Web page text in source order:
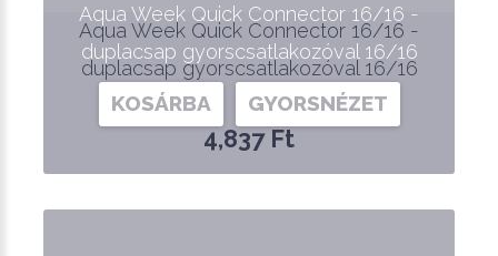
Aqua Week Quick Connector 16/16 -
duplacsap gyorscsatlakozóval 16/16
4,837 Ft
Aqua Week Quick Connector 16/16 -
duplacsap gyorscsatlakozóval 16/16
KOSÁRBA GYORSNÉZET